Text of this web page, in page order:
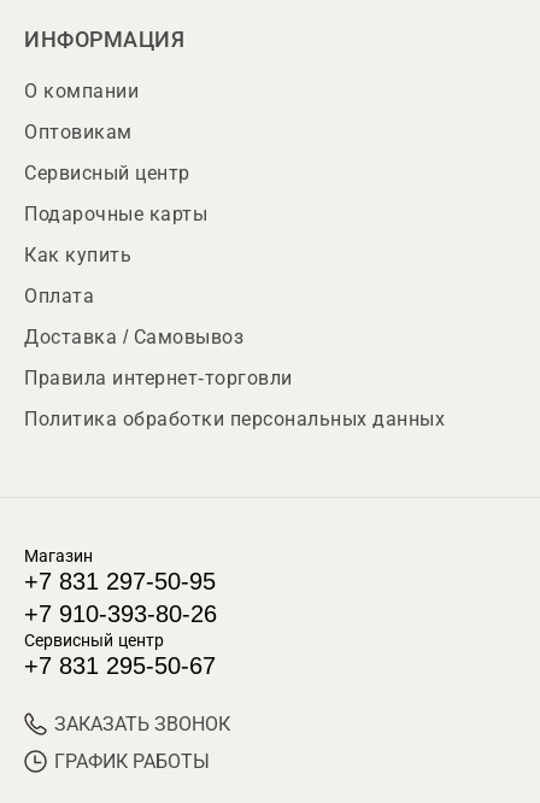
ИНФОРМАЦИЯ
О компании
Оптовикам
Сервисный центр
Подарочные карты
Как купить
Оплата
Доставка / Самовывоз
Правила интернет-торговли
Политика обработки персональных данных
Магазин
+7 831 297-50-95
+7 910-393-80-26
Сервисный центр
+7 831 295-50-67
ЗАКАЗАТЬ ЗВОНОК
ГРАФИК РАБОТЫ